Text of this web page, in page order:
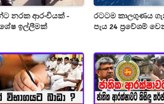
නරක ආරංචියක් -
ඉල්ලීමක්
රටටම කාලගුණය
පැය 24 ප්‍රවේශම්